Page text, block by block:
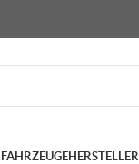
HERSTELLER